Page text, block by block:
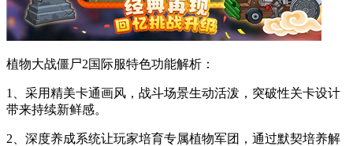
植物大战僵尸2国际服特色功能解析：
1、采用精美卡通画风，战斗场景生动活泼，突破性关卡设计
带来持续新鲜感。
2、深度养成系统让玩家培育专属植物军团，通过默契培养解